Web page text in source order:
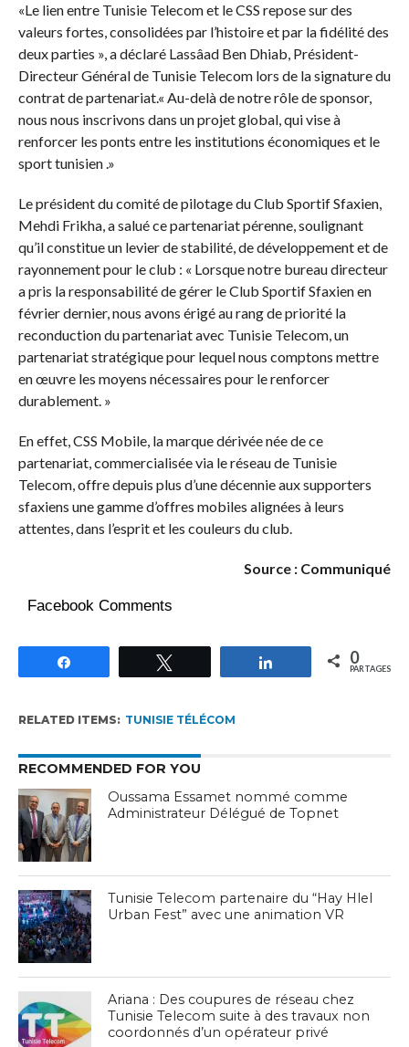
«Le lien entre Tunisie Telecom et le CSS repose sur des
valeurs fortes, consolidées par l’histoire et par la fidélité des
deux parties », a déclaré Lassâad Ben Dhiab, Président-
Directeur Général de Tunisie Telecom lors de la signature du
contrat de partenariat.« Au-delà de notre rôle de sponsor,
nous nous inscrivons dans un projet global, qui vise à
renforcer les ponts entre les institutions économiques et le
sport tunisien .»
Le président du comité de pilotage du Club Sportif Sfaxien,
Mehdi Frikha, a salué ce partenariat pérenne, soulignant
qu’il constitue un levier de stabilité, de développement et de
rayonnement pour le club : « Lorsque notre bureau directeur
a pris la responsabilité de gérer le Club Sportif Sfaxien en
février dernier, nous avons érigé au rang de priorité la
reconduction du partenariat avec Tunisie Telecom, un
partenariat stratégique pour lequel nous comptons mettre
en œuvre les moyens nécessaires pour le renforcer
durablement. »
En effet, CSS Mobile, la marque dérivée née de ce
partenariat, commercialisée via le réseau de Tunisie
Telecom, offre depuis plus d’une décennie aux supporters
sfaxiens une gamme d’offres mobiles alignées à leurs
attentes, dans l’esprit et les couleurs du club.
Source : Communiqué
Facebook Comments
Partagez 0
PARTAGES
RELATED ITEMS: TUNISIE TÉLÉCOM
RECOMMENDED FOR YOU
Oussama Essamet nommé comme
Administrateur Délégué de Topnet
Tunisie Telecom partenaire du “Hay Hlel
Urban Fest” avec une animation VR
Ariana : Des coupures de réseau chez
Tunisie Telecom suite à des travaux non
coordonnés d’un opérateur privé